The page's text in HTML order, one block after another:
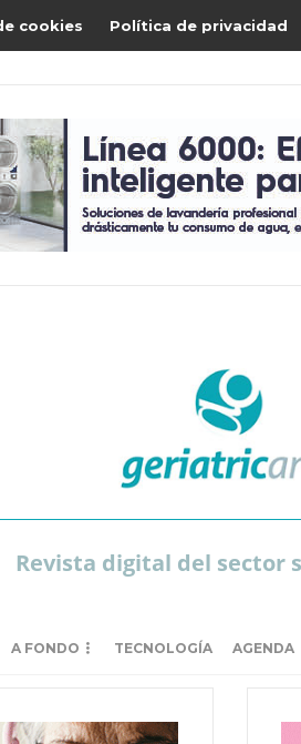
cookies Política de privacidad
Revista digital del sector
A FONDO TECNOLOGÍA AGENDA